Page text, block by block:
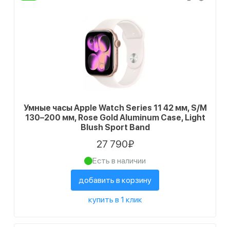
Умные часы Apple Watch Series 11 42 мм, S/M
130–200 мм, Rose Gold Aluminum Case, Light
Blush Sport Band
27 790₽
Есть в наличии
добавить в корзину
купить в 1 клик